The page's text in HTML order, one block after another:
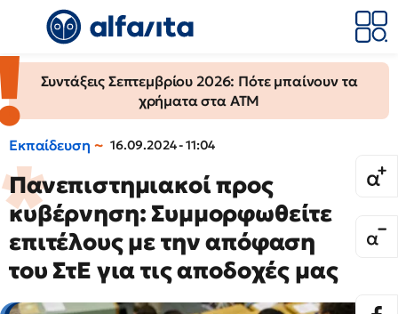
Συντάξεις Σεπτεμβρίου 2026: Πότε μπαίνουν τα
χρήματα στα ΑΤΜ
Εκπαίδευση 16.09.2024 - 11:04
Πανεπιστημιακοί προς
κυβέρνηση: Συμμορφωθείτε
επιτέλους με την απόφαση
του ΣτΕ για τις αποδοχές μας